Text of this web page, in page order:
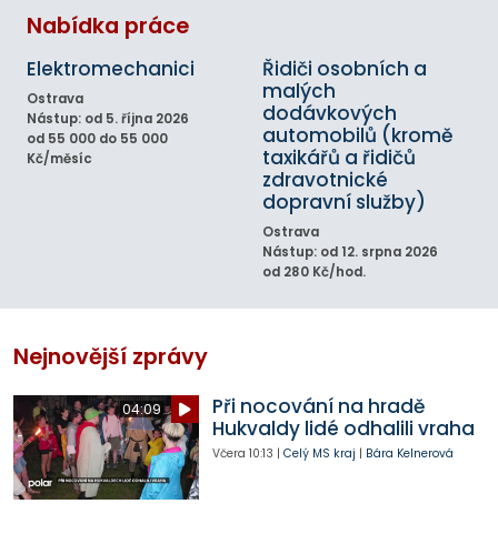
Nabídka práce
Elektromechanici
Ostrava
Nástup: od 5. října 2026
od 55 000 do 55 000
Kč/měsíc
Řidiči osobních a
malých
dodávkových
automobilů (kromě
taxikářů a řidičů
zdravotnické
dopravní služby)
Ostrava
Nástup: od 12. srpna 2026
od 280 Kč/hod.
Nejnovější zprávy
04:09
Při nocování na hradě
Hukvaldy lidé odhalili vraha
Včera 10:13 | Celý MS kraj | Bára Kelnerová